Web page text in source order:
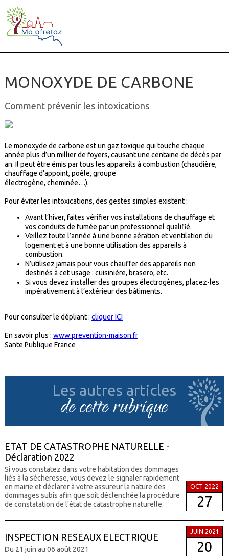
MONOXYDE DE CARBONE
Comment prévenir les intoxications
Le monoxyde de carbone est un gaz toxique qui touche chaque
année plus d’un millier de foyers, causant une centaine de décès par
an. Il peut être émis par tous les appareils à combustion (chaudière,
chauffage d’appoint, poêle, groupe
électrogène, cheminée…).
Pour éviter les intoxications, des gestes simples existent :
Avant l’hiver, faites vérifier vos installations de chauffage et
vos conduits de fumée par un professionnel qualifié.
Veillez toute l’année à une bonne aération et ventilation du
logement et à une bonne utilisation des appareils à
combustion.
N’utilisez jamais pour vous chauffer des appareils non
destinés à cet usage : cuisinière, brasero, etc.
Si vous devez installer des groupes électrogènes, placez-les
impérativement à l’extérieur des bâtiments.
Pour consulter le dépliant : cliquer ICI
En savoir plus : www.prevention-maison.fr
Sante Publique France
Les autres articles
de cette rubrique
ETAT DE CATASTROPHE NATURELLE -
Déclaration 2022
Si vous constatez dans votre habitation des dommages
liés à la sécheresse, vous devez le signaler rapidement
en mairie et déclarer à votre assureur la nature des
dommages subis afin que soit déclenchée la procédure
de constatation de l'état de catastrophe naturelle.
OCT 2022
27
INSPECTION RESEAUX ELECTRIQUE
Du 21 juin au 06 août 2021
JUIN 2021
20